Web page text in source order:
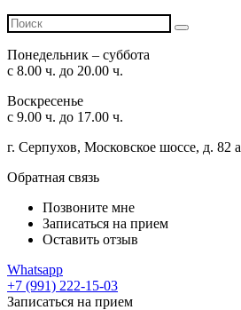
Понедельник – суббота
с 8.00 ч. до 20.00 ч.
Воскресенье
с 9.00 ч. до 17.00 ч.
г. Серпухов, Московское шоссе, д. 82 а
Обратная связь
Позвоните мне
Записаться на прием
Оставить отзыв
Whatsapp
+7 (991) 222-15-03
Записаться на прием